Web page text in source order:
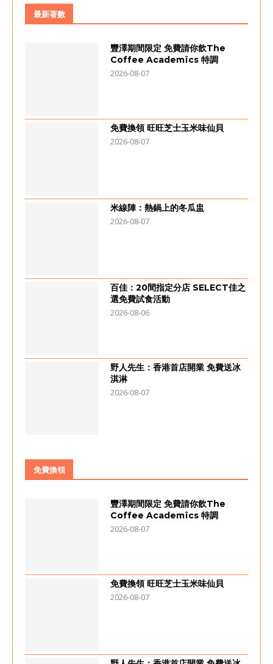
最新著數
豐澤期間限定 免費請你飲The
Coffee Academïcs 特調
2026-08-07
免費換領 旺旺芝士玉米味仙貝
2026-08-07
米線陣：熱鍋上的冬瓜盅
2026-08-07
百佳：20間指定分店 SELECT佳之
選免費試食活動
2026-08-06
野人先生：香港首店開業 免費送冰
淇淋
2026-08-07
免費換領
豐澤期間限定 免費請你飲The
Coffee Academïcs 特調
2026-08-07
免費換領 旺旺芝士玉米味仙貝
2026-08-07